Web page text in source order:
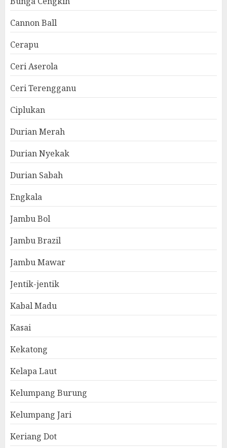
Cannon Ball
Cerapu
Ceri Aserola
Ceri Terengganu
Ciplukan
Durian Merah
Durian Nyekak
Durian Sabah
Engkala
Jambu Bol
Jambu Brazil
Jambu Mawar
Jentik-jentik
Kabal Madu
Kasai
Kekatong
Kelapa Laut
Kelumpang Burung
Kelumpang Jari
Keriang Dot